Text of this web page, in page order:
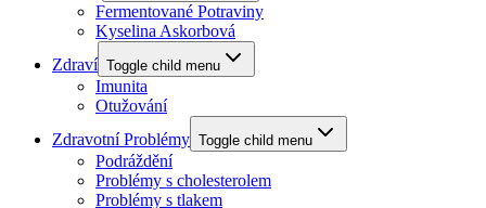
Fermentované Potraviny
Kyselina Askorbová
Zdraví Toggle child menu
Imunita
Otužování
Zdravotní Problémy Toggle child menu
Podráždění
Problémy s cholesterolem
Problémy s tlakem